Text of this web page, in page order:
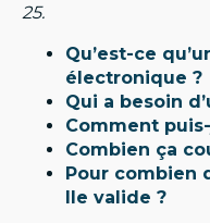
25.
Qu’est-ce
électronique ?
Qui a besoin
Comment
Combien ça
Pour combien
lle valide ?